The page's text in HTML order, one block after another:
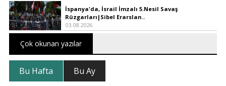
İspanya'da, İsrail İmzalı 5.Nesil Savaş
Rüzgarları|Sibel Erarslan..
03.08.2026
Çok okunan yazılar
Bu Hafta Bu Ay